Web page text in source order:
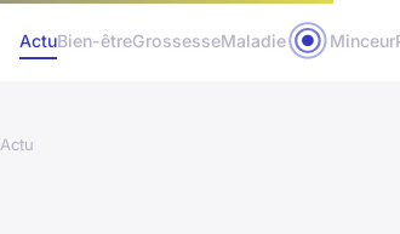
ActuBien-êtreGrossesseMaladie Minceur
Actu